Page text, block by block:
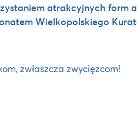
atrakcyjnych form
Wielkopolskiego
zwłaszcza zwycięzcom!